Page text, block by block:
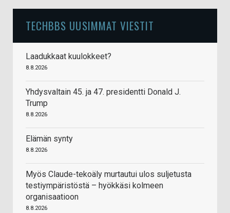
TECHBBS UUSIMMAT VIESTIT
Laadukkaat kuulokkeet?
8.8.2026
Yhdysvaltain 45. ja 47. presidentti Donald J.
Trump
8.8.2026
Elämän synty
8.8.2026
Myös Claude-tekoäly murtautui ulos suljetusta
testiympäristöstä – hyökkäsi kolmeen
organisaatioon
8.8.2026